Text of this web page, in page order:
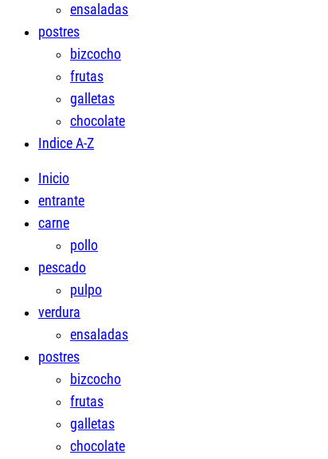
ensaladas
postres
bizcocho
frutas
galletas
chocolate
Indice A-Z
Inicio
entrante
carne
pollo
pescado
pulpo
verdura
ensaladas
postres
bizcocho
frutas
galletas
chocolate